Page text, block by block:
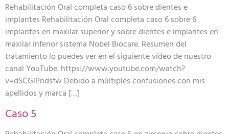
Rehabilitación Oral completa caso 6 sobre dientes e
implantes Rehabilitación Oral completa caso 6 sobre 6
implantes en maxilar superior y sobre dientes e implantes en
maxilar inferior sistema Nobel Biocare. Resumen del
tratamiento lo puedes ver en el siguiente vídeo de nuestro
canal YouTube. https://www.youtube.com/watch?
v=dSCGlPndsfw Debido a múltiples confusiones con mis
apellidos y marca […]
Caso 5